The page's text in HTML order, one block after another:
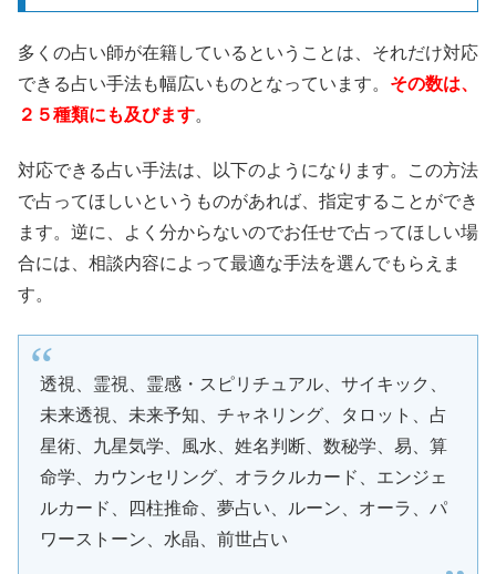
多くの占い師が在籍しているということは、それだけ対応
できる占い手法も幅広いものとなっています。 その数は、
２５種類にも及びます。
対応できる占い手法は、以下のようになります。この方法
で占ってほしいというものがあれば、指定することができ
ます。逆に、よく分からないのでお任せで占ってほしい場
合には、相談内容によって最適な手法を選んでもらえま
す。
透視、霊視、霊感・スピリチュアル、サイキック、
未来透視、未来予知、チャネリング、タロット、占
星術、九星気学、風水、姓名判断、数秘学、易、算
命学、カウンセリング、オラクルカード、エンジェ
ルカード、四柱推命、夢占い、ルーン、オーラ、パ
ワーストーン、水晶、前世占い